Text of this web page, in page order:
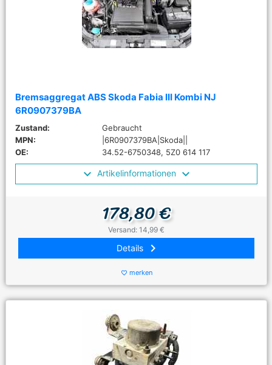
Bremsaggregat ABS Skoda Fabia III Kombi NJ
6R0907379BA
Zustand:
Gebraucht
MPN:
|6R0907379BA|Skoda||
OE:
34.52-6750348, 5Z0 614 117
Artikelinformationen
178,80 €
Versand: 14,99 €
Details keyboard_arrow_right
favorite_border merken